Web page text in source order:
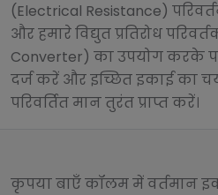
(Electrical Resistance)
और हमारे विद्युत प्रतिरोध
Converter) का उपयोग करके
दर्ज करें और इच्छित इकाई का
परिवर्तित मान तुरंत प्राप्त करें।
कृपया बाएँ कॉलम में वर्तमान